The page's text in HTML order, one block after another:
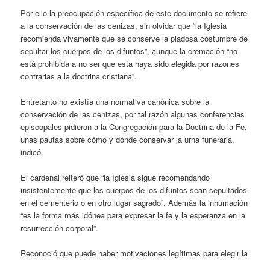
Por ello la preocupación específica de este documento se refiere
a la conservación de las cenizas, sin olvidar que “la Iglesia
recomienda vivamente que se conserve la piadosa costumbre de
sepultar los cuerpos de los difuntos”, aunque la cremación “no
está prohibida a no ser que esta haya sido elegida por razones
contrarias a la doctrina cristiana”.
Entretanto no existía una normativa canónica sobre la
conservación de las cenizas, por tal razón algunas conferencias
episcopales pidieron a la Congregación para la Doctrina de la Fe,
unas pautas sobre cómo y dónde conservar la urna funeraria,
indicó.
El cardenal reiteró que “la Iglesia sigue recomendando
insistentemente que los cuerpos de los difuntos sean sepultados
en el cementerio o en otro lugar sagrado”. Además la inhumación
“es la forma más idónea para expresar la fe y la esperanza en la
resurrección corporal”.
Reconoció que puede haber motivaciones legítimas para elegir la